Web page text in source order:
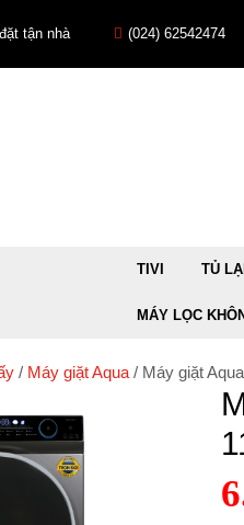
tận nhà (024) 62542474
TIVI TỦ
MÁY LỌC
/ Máy giặt Aqua / Máy giặt